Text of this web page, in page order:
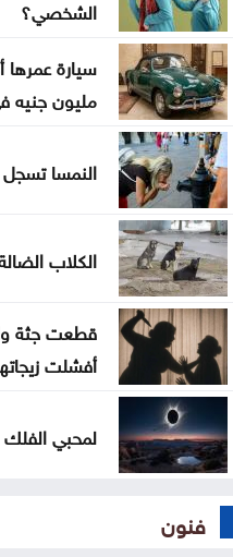
كتلة حارة تضرب المملكة
الشخصي؟
مليون
النمسا تسجل
الكلاب
قطعت جثة
أفشلت
لمحبي الفلك
فنون